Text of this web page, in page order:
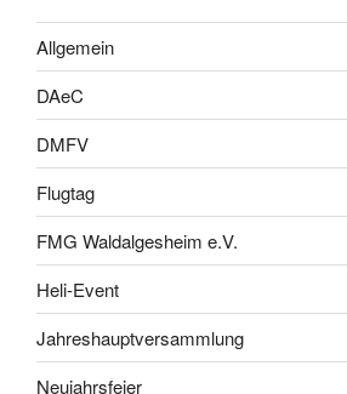
Allgemein
DAeC
DMFV
Flugtag
FMG Waldalgesheim e.V.
Heli-Event
Jahreshauptversammlung
Neujahrsfeier